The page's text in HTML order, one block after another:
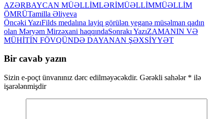
AZƏRBAYCAN MÜƏLLİMLƏRİMÜƏLLİMMÜƏLLİM
ÖMRÜTamilla Əliyeva
Yazılar
üzrə
Öncəki YazıFilds medalına layiq görülən yeganə müsəlman qadın
olan Məryəm Mirzəxani haqqındaSonrakı YazıZAMANIN VƏ
MÜHİTİN FÖVQÜNDƏ DAYANAN ŞƏXSİYYƏT
Bir cavab yazın
Sizin e-poçt ünvanınız dərc edilməyəcəkdir. Gərəkli sahələr * ilə
işarələnmişdir